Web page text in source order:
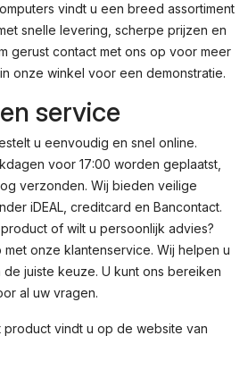
vindt u een breed assortiment
snelle levering, scherpe prijzen en
gerust contact met ons op voor meer
onze winkel voor een demonstratie.
service
u eenvoudig en snel online.
voor 17:00 worden geplaatst,
verzonden. Wij bieden veilige
iDEAL, creditcard en Bancontact.
of wilt u persoonlijk advies?
onze klantenservice. Wij helpen u
juiste keuze. U kunt ons bereiken
al uw vragen.
product vindt u op de website van